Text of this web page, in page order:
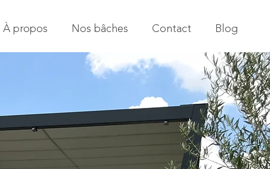
À propos Nos bâches Contact Blog